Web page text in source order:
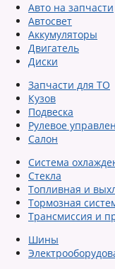
Авто на запчасти
Автосвет
Аккумуляторы
Двигатель
Диски
Запчасти для ТО
Кузов
Подвеска
Рулевое
Салон
Система
Стекла
Топливная и
Тормозная
Трансмиссия и
Шины